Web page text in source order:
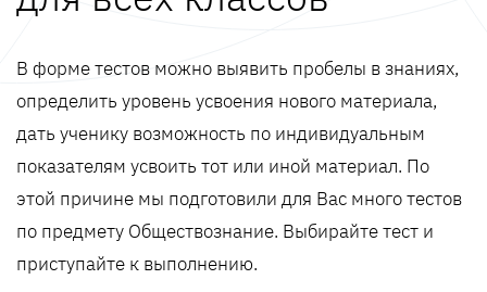
В форме тестов можно выявить пробелы в знаниях,
определить уровень усвоения нового материала,
дать ученику возможность по индивидуальным
показателям усвоить тот или иной материал. По
этой причине мы подготовили для Вас много тестов
по предмету Обществознание. Выбирайте тест и
приступайте к выполнению.